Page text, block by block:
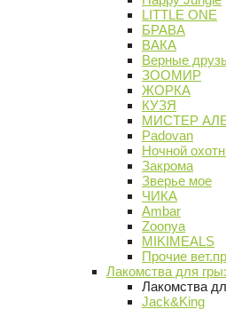
LITTLE ONE
БРАВА
ВАКА
Верные
ЗООМИР
ЖОРКА
КУЗЯ
МИСТЕР
Padovan
Ночной
Закрома
Зверье мое
ЧИКА
Ambar
Zoonya
MIKIMEALS
Прочие
Лакомства для
Лакомства
Jack&King